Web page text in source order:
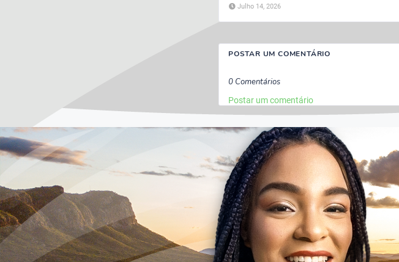
Julho 14, 2026
POSTAR UM COMENTÁRIO
0 Comentários
Postar um comentário